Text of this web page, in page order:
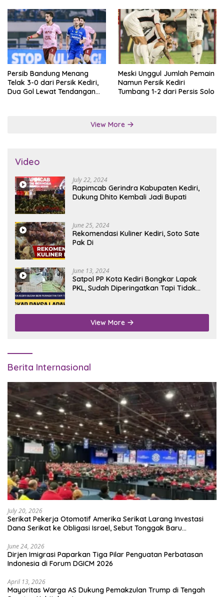
Persib Bandung Menang
Telak 3-0 dari Persik Kediri,
Dua Gol Lewat Tendangan
Meski Unggul Jumlah Pemain
Namun Persik Kediri
Tumbang 1-2 dari Persis Solo
View More
Video
July 22, 2024
Rapimcab Gerindra Kabupaten Kediri,
Dukung Dhito Kembali Jadi Bupati
June 25, 2024
Rekomendasi Kuliner Kediri, Soto Sate
Pak Di
June 13, 2024
Satpol PP Kota Kediri Bongkar Lapak
PKL, Sudah Diperingatkan Tapi Tidak
View More
Berita Internasional
July 20, 2026
Serikat Pekerja Otomotif Amerika Serikat Larang Investasi
Dana Serikat ke Obligasi Israel, Sebut Tonggak Baru
June 24, 2026
Dirjen Imigrasi Paparkan Tiga Pilar Penguatan Perbatasan
Indonesia di Forum DGICM 2026
April 13, 2026
Mayoritas Warga AS Dukung Pemakzulan Trump di Tengah